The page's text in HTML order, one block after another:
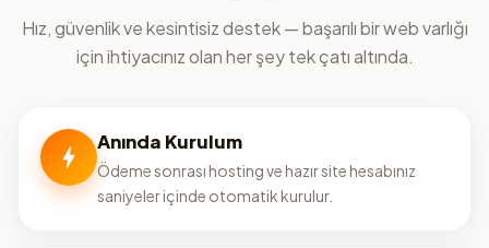
Hız, güvenlik ve kesintisiz destek — başarılı bir web varlığı
için ihtiyacınız olan her şey tek çatı altında.
Anında Kurulum
Ödeme sonrası hosting ve hazır site hesabınız
saniyeler içinde otomatik kurulur.